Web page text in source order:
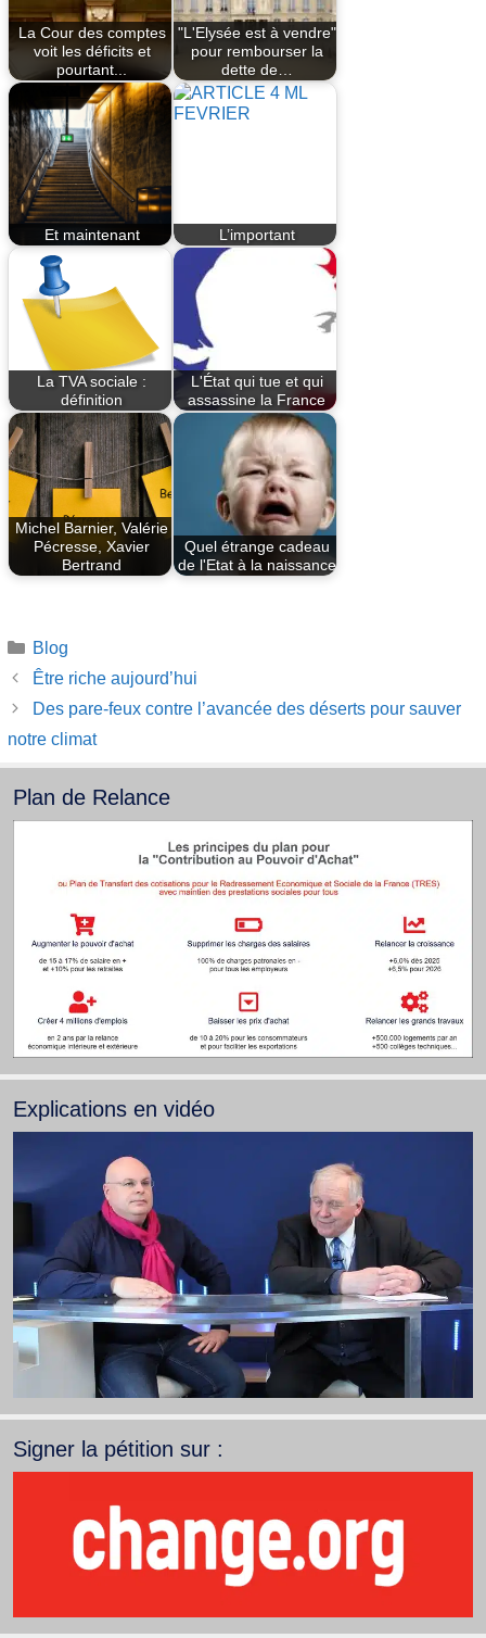
La Cour des comptes
voit les déficits et
pourtant...
"L'Elysée est à vendre"
pour rembourser la
dette de…
Et maintenant L’important
La TVA sociale :
définition
L'État qui tue et qui
assassine la France
Michel Barnier, Valérie
Pécresse, Xavier
Bertrand
Quel étrange cadeau
de l'Etat à la naissance
Catégories
Blog
Être riche aujourd’hui
Des pare-feux contre l’avancée des déserts pour sauver
notre climat
Plan de Relance
Explications en vidéo
Signer la pétition sur :